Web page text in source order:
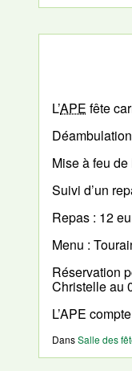
L’APE fête
Mise à feu
Suivi d’un
Repas : 12
Menu :
Réservation
Christelle au
L’APE
DansSalle des